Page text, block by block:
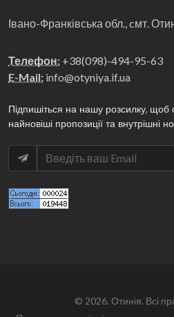
Івано-Франківська обл., cмт.
Телефон: +38(098)-494-95-63
E-Mail: info@otyniya.if.ua
Підпишіться на нашу розсилку, щоб
найновіші пропозиції та внутрішні
© 2026. Отинія. Всі